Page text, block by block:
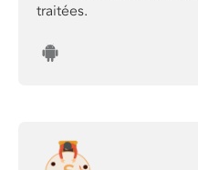
traitées.